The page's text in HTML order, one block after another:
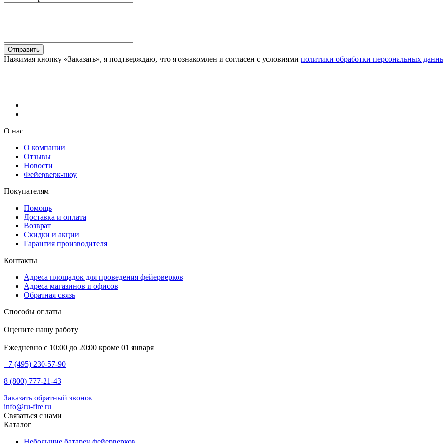
Отправить
Нажимая кнопку «Заказать», я подтверждаю, что я ознакомлен и согласен с условиями политики обработки персональных
О нас
О компании
Отзывы
Новости
Фейерверк-шоу
Покупателям
Помощь
Доставка и оплата
Возврат
Скидки и акции
Гарантия производителя
Контакты
Адреса площадок для проведения фейерверков
Адреса магазинов и офисов
Обратная связь
Способы оплаты
Оцените нашу работу
Ежедневно с 10:00 до 20:00 кроме 01 января
+7 (495) 230-57-90
8 (800) 777-21-43
Заказать обратный звонок
info@ru-fire.ru
Связаться с нами
Каталог
Небольшие батареи фейерверков